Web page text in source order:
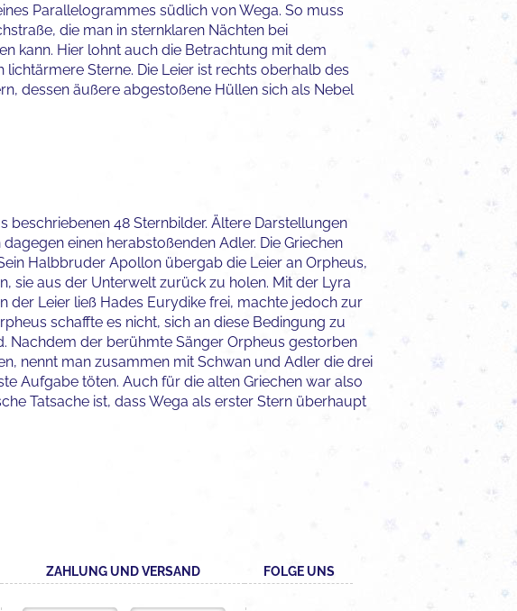
Parallelogrammes südlich von Wega. So muss
die man in sternklaren Nächten bei
kann. Hier lohnt auch die Betrachtung mit dem
Sterne. Die Leier ist rechts oberhalb des
dessen äußere abgestoßene Hüllen sich als Nebel
beschriebenen 48 Sternbilder. Ältere Darstellungen
einen herabstoßenden Adler. Die Griechen
Halbbruder Apollon übergab die Leier an Orpheus,
sie aus der Unterwelt zurück zu holen. Mit der Lyra
der Leier ließ Hades Eurydike frei, machte jedoch zur
schaffte es nicht, sich an diese Bedingung zu
Nachdem der berühmte Sänger Orpheus gestorben
nennt man zusammen mit Schwan und Adler die drei
Aufgabe töten. Auch für die alten Griechen war also
Tatsache ist, dass Wega als erster Stern überhaupt
ZAHLUNG UND VERSAND FOLGE UNS